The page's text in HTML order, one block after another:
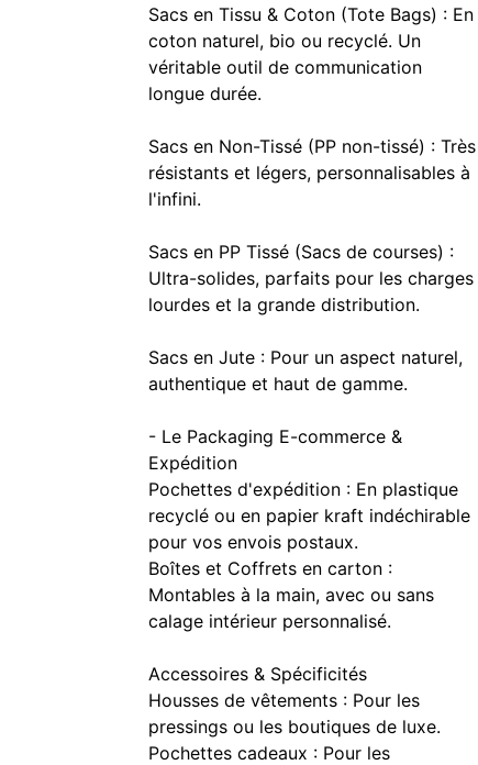
Sacs en Tissu & Coton (Tote Bags) : En
coton naturel, bio ou recyclé. Un
véritable outil de communication
longue durée.
Sacs en Non-Tissé (PP non-tissé) : Très
résistants et légers, personnalisables à
l'infini.
Sacs en PP Tissé (Sacs de courses) :
Ultra-solides, parfaits pour les charges
lourdes et la grande distribution.
Sacs en Jute : Pour un aspect naturel,
authentique et haut de gamme.
- Le Packaging E-commerce &
Expédition
Pochettes d'expédition : En plastique
recyclé ou en papier kraft indéchirable
pour vos envois postaux.
Boîtes et Coffrets en carton :
Montables à la main, avec ou sans
calage intérieur personnalisé.
Accessoires & Spécificités
Housses de vêtements : Pour les
pressings ou les boutiques de luxe.
Pochettes cadeaux : Pour les